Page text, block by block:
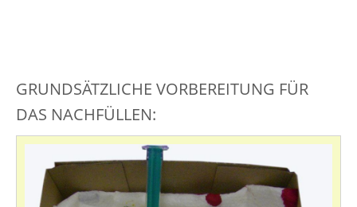
GRUNDSÄTZLICHE VORBEREITUNG FÜR
DAS NACHFÜLLEN: